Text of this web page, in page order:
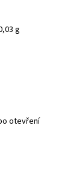
g
otevření